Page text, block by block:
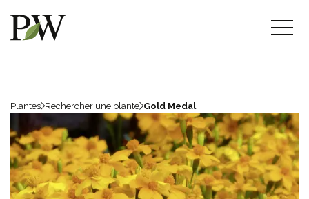
Plantes Rechercher une plante Gold Medal